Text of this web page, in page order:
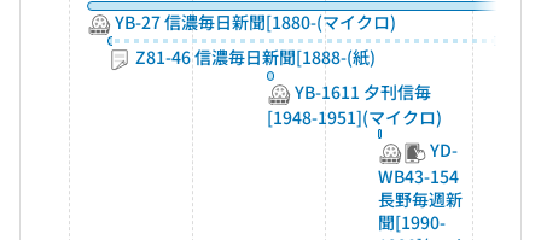
YB-27 信濃毎日新聞[1880-(マイクロ)
Z81-46 信濃毎日新聞[1888-(紙)
YB-1611 夕刊信毎
[1948-1951](マイクロ)
YD-
WB43-154
長野毎週新
聞[1990-